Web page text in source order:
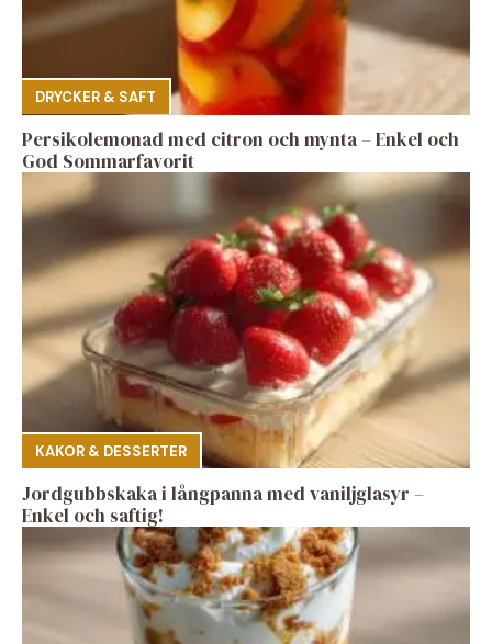
DRYCKER & SAFT
Persikolemonad med citron och mynta – Enkel och
God Sommarfavorit
KAKOR & DESSERTER
Jordgubbskaka i långpanna med vaniljglasyr –
Enkel och saftig!